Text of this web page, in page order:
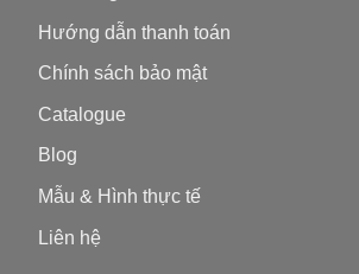
Hướng dẫn thanh toán
Chính sách bảo mật
Catalogue
Blog
Mẫu & Hình thực tế
Liên hệ